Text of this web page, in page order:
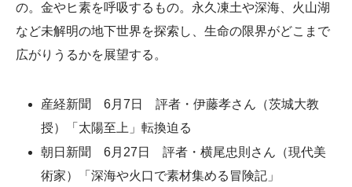
の。金やヒ素を呼吸するもの。永久凍土や深海、火山湖
など未解明の地下世界を探索し、生命の限界がどこまで
広がりうるかを展望する。
産経新聞 6月7日 評者・伊藤孝さん（茨城大教
授）「太陽至上」転換迫る
朝日新聞 6月27日 評者・横尾忠則さん（現代美
術家）「深海や火口で素材集める冒険記」